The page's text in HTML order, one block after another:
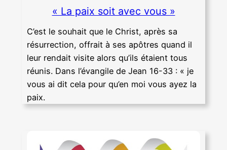
« La paix soit avec vous »
C’est le souhait que le Christ, après sa
résurrection, offrait à ses apôtres quand il
leur rendait visite alors qu’ils étaient tous
réunis. Dans l’évangile de Jean 16-33 : « je
vous ai dit cela pour qu’en moi vous ayez la
paix.